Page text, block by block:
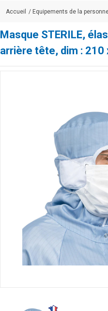
Accueil Equipements de la
Masque STERILE,
arrière tête, dim : 210